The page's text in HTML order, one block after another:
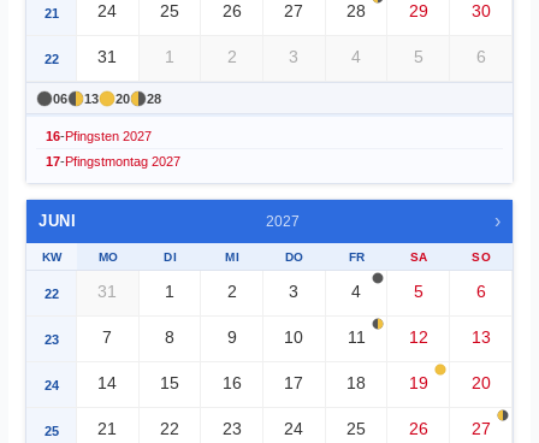
21 24 25 26 27 28 29 30
22 31 1 2 3 4 5 6
06 13 20 28
16-Pfingsten 2027
17-Pfingstmontag 2027
JUNI 2027 ›
KW MO DI MI DO FR SA SO
22 31 1 2 3 4 5 6
23 7 8 9 10 11 12 13
24 14 15 16 17 18 19 20
25 21 22 23 24 25 26 27